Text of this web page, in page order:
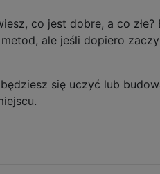
co jest dobre, a co złe?
ale jeśli dopiero
się uczyć lub